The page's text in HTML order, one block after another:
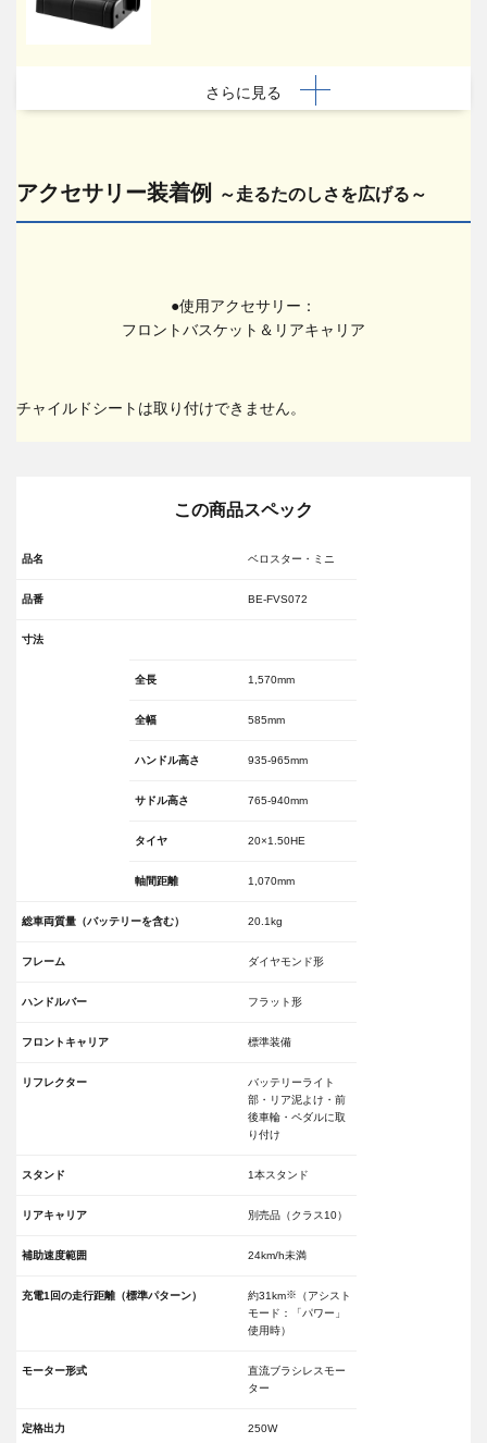
さらに見る
アクセサリー装着例 ～走るたのしさを広げる～
●使用アクセサリー：
フロントバスケット＆リアキャリア
チャイルドシートは取り付けできません。
この商品スペック
品名 ベロスター・ミニ
品番 BE-FVS072
寸法
全長 1,570mm
全幅 585mm
ハンドル高さ 935-965mm
サドル高さ 765-940mm
タイヤ 20×1.50HE
軸間距離 1,070mm
総車両質量（バッテリーを含む） 20.1kg
フレーム ダイヤモンド形
ハンドルバー フラット形
フロントキャリア 標準装備
リフレクター
バッテリーライト
部・リア泥よけ・前
後車輪・ペダルに取
り付け
スタンド 1本スタンド
リアキャリア 別売品（クラス10）
補助速度範囲 24km/h未満
充電1回の走行距離（標準パターン） 約31km※ （アシスト
モード：「パワー」
使用時）
モーター形式
直流ブラシレスモー
ター
定格出力 250W